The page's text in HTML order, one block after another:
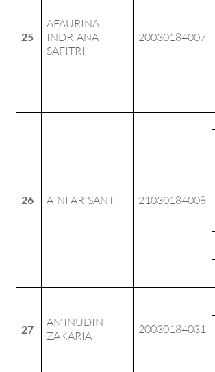
25
AFAURINA
INDRIANA
SAFITRI
20030184007
26 AINI ARISANTI 21030184008
27
AMINUDIN
ZAKARIA
20030184031